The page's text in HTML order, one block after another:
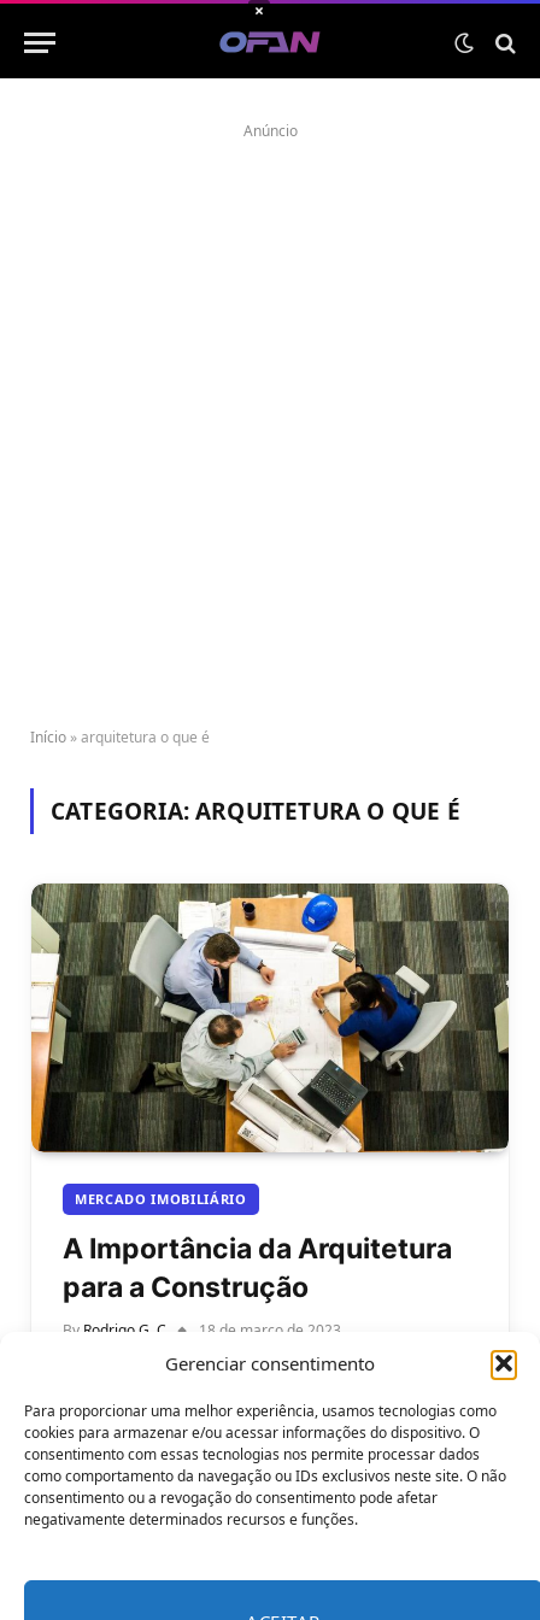
Gerenciar consentimento
Para proporcionar uma melhor experiência, usamos tecnologias como
cookies para armazenar e/ou acessar informações do dispositivo. O
consentimento com essas tecnologias nos permite processar dados
como comportamento da navegação ou IDs exclusivos neste site. O não
consentimento ou a revogação do consentimento pode afetar
negativamente determinados recursos e funções.
Anúncio
Início »arquitetura o que é
CATEGORIA:ARQUITETURA O QUE É
MERCADO IMOBILIÁRIO
A Importância da Arquitetura
para a Construção
By Rodrigo G. C 18 de março de 2023
A importância da arquitetura para a construção de
imóveis. A arquitetura é uma disciplina
fundamental na construção de imóveis, pois…
×